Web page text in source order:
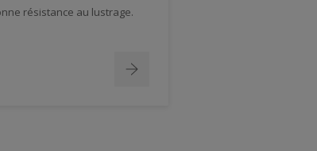
résistance au lustrage.